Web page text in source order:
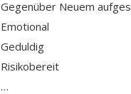
Gegenüber Neuem
Emotional
Geduldig
Risikobereit
…